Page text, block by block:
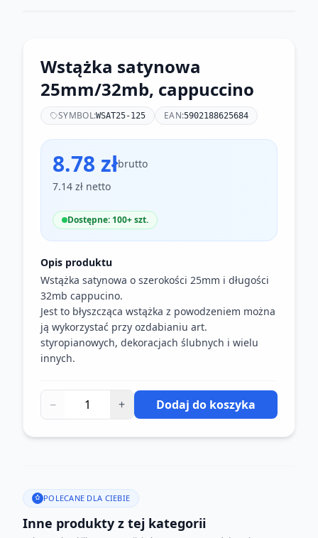
Wstążka satynowa
25mm/32mb, cappuccino
SYMBOL:WSAT25-125 EAN:5902188625684
8.78 złbrutto
7.14 zł netto
Dostępne: 100+ szt.
Opis produktu
Wstążka satynowa o szerokości 25mm i długości
32mb cappucino.
Jest to błyszcząca wstążka z powodzeniem można
ją wykorzystać przy ozdabianiu art.
styropianowych, dekoracjach ślubnych i wielu
innych.
− + Dodaj do koszyka
POLECANE DLA CIEBIE
Inne produkty z tej kategorii